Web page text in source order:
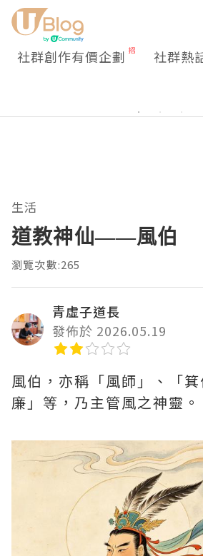
社群創作有價企劃 社群熱
生活
道教神仙——風伯
瀏覽次數:265
青虛子道長
發佈於 2026.05.19
風伯，亦稱「風師」、「
廉」等，乃主管風之神靈。